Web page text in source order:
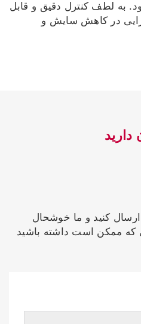
به لطف کنترل دقیق و قابل
در کاهش سایش و
دارید
کنید و ما خوشحال
که ممکن است داشته باشید